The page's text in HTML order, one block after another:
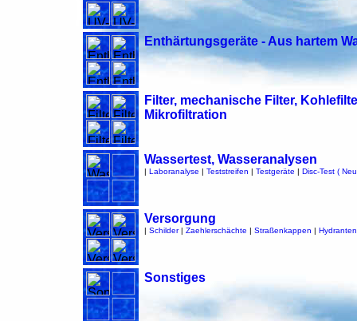
Enthärtungsgeräte - Aus hartem
Filter, mechanische Filter,
Mikrofiltration
Wassertest, Wasseranalysen
| Laboranalyse | Teststreifen | Testgeräte | Disc-Test (
Versorgung
| Schilder| Zaehlerschächte | Straßenkappen | Hydranten
Sonstiges